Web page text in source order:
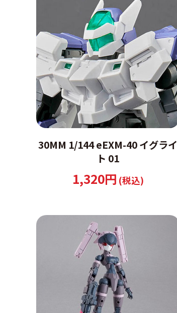
30MM 1/144 eEXM-40 イグライ
ト 01
1,320円 (税込)